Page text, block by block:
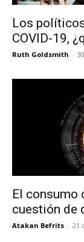
Los
COVID-19,
Ruth Goldsmith -
El consumo
cuestión de
Atakan Befrits - 21